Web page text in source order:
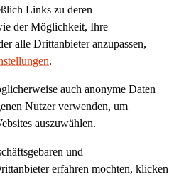
Links zu deren
der Möglichkeit, Ihre
alle Drittanbieter anzupassen,
.
auch anonyme Daten
Nutzer verwenden, um
auszuwählen.
und
erfahren möchten, klicken